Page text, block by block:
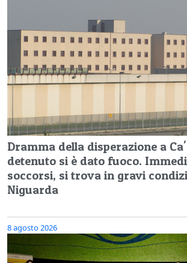
Dramma della disperazione a
detenuto si è dato fuoco.
soccorsi, si trova in gravi
Niguarda
8 agosto 2026